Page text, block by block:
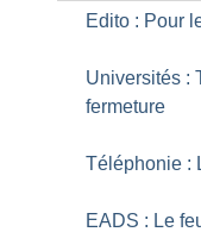
Edito : Pour
Universités :
fermeture
Téléphonie :
EADS : Le